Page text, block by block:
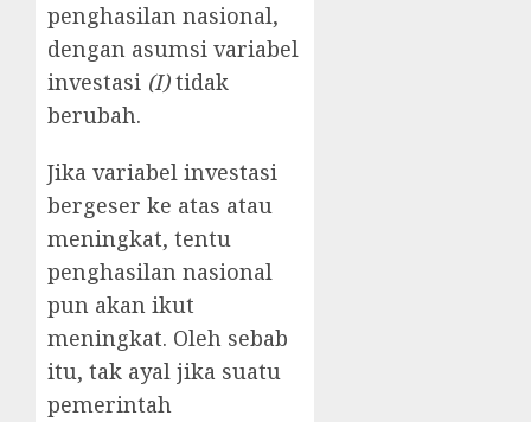
penghasilan nasional,
dengan asumsi variabel
investasi (I)tidak
berubah.
Jika variabel investasi
bergeser ke atas atau
meningkat, tentu
penghasilan nasional
pun akan ikut
meningkat. Oleh sebab
itu, tak ayal jika suatu
pemerintah